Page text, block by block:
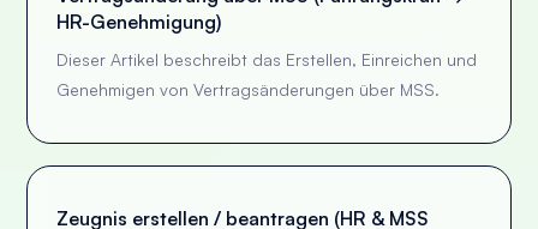
HR-Genehmigung)
Dieser Artikel beschreibt das Erstellen, Einreichen und
Genehmigen von Vertragsänderungen über MSS.
Zeugnis erstellen / beantragen (HR & MSS